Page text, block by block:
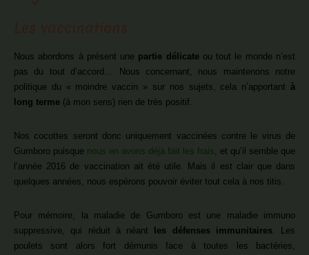
Nous abordons à présent une partie délicateou tout le monde n’est
pas du tout d’accord… Nous concernant, nous maintenons notre
politique du « moindre vaccin » sur nos sujets, cela n’apportant à
long terme (à mon sens) rien de très positif.
Nos cocottes seront donc uniquement vaccinées contre le virus de
Gumboro puisque nous en avons déjà fait les frais, et qu’il semble que
l’année 2016 de vaccination ait été utile. Mais il est clair que dans
quelques années, nous espérons pouvoir éviter tout cela à nos titis.
Pour mémoire, la maladie de Gumboro est une maladie immuno
suppressive, qui réduit à néant
les défenses immunitaires. Les
poulets sont alors fort démunis face à toutes les bactéries,